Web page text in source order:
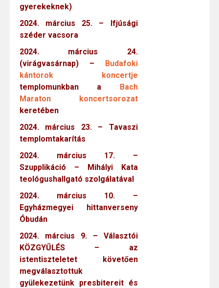
gyerekeknek)
2024. március 25. – Ifjúsági
széder vacsora
2024. március 24.
(virágvasárnap) – Budafoki
kántorok koncertje
templomunkban a Bach
Maraton koncertsorozat
keretében
2024. március 23. – Tavaszi
templomtakarítás
2024. március 17. –
Szupplikáció – Mihályi Kata
teológushallgató szolgálatával
2024. március 10. –
Egyházmegyei hittanverseny
Óbudán
2024. március 9. – Választói
KÖZGYŰLÉS – az
istentiszteletet követően
megválasztottuk
gyülekezetünk presbitereit és